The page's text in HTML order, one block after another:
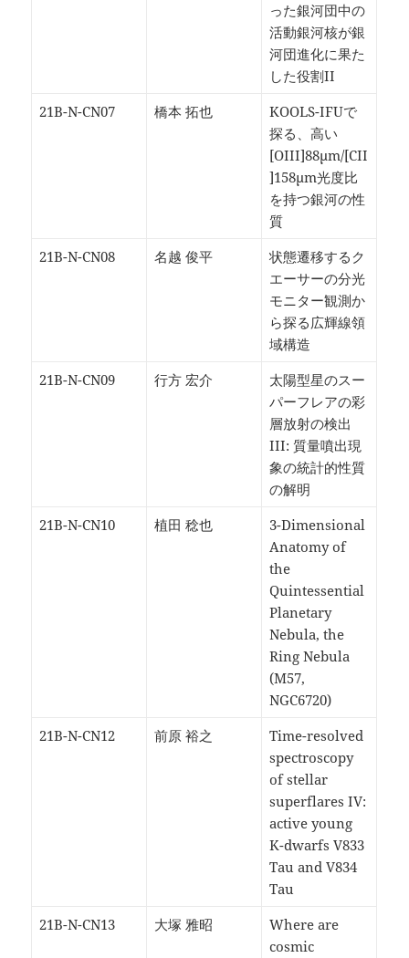
った銀河団中の
活動銀河核が銀
河団進化に果た
した役割II
21B-N-CN07
橋本 拓也
KOOLS-IFUで
探る、高い
[OIII]88μm/[CII
]158μm光度比
を持つ銀河の性
質
21B-N-CN08
名越 俊平
状態遷移するク
エーサーの分光
モニター観測か
ら探る広輝線領
域構造
21B-N-CN09
行方 宏介
太陽型星のスー
パーフレアの彩
層放射の検出
III: 質量噴出現
象の統計的性質
の解明
21B-N-CN10
植田 稔也
3-Dimensional
Anatomy of
the
Quintessential
Planetary
Nebula, the
Ring Nebula
(M57,
NGC6720)
21B-N-CN12
前原 裕之
Time-resolved
spectroscopy
of stellar
superflares IV:
active young
K-dwarfs V833
Tau and V834
Tau
21B-N-CN13
大塚 雅昭
Where are
cosmic